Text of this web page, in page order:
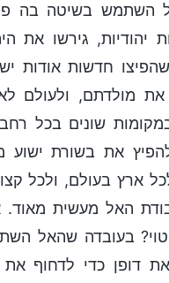
השתמש בשיטה בה
יהודיות, גירשו את
חדשות אודות
מולדתם, ולעולם
שונים בכל
את בשורת ישוע
ארץ בעולם, ולכל
האל מעשית מאוד.
בעובדה שהאל
דופן כדי לדחוף